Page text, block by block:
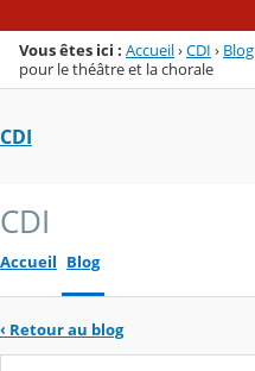
Vous êtes ici : Accueil›CDI › Blog
pour le théâtre et la chorale
CDI
CDI
Accueil Blog
‹ Retour au blog